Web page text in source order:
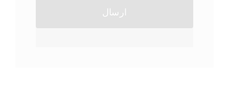
ارسال